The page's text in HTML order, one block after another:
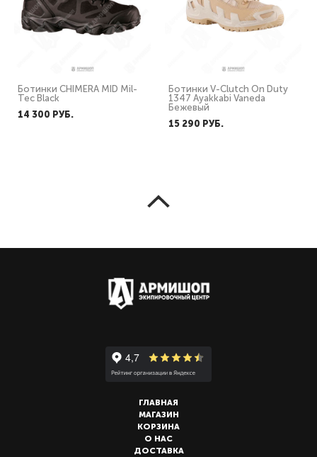
Ботинки CHIMERA MID Mil-
Tec Black
14 300 PУБ.
Ботинки V-Clutch On Duty
1347 Ayakkabi Vaneda
Бежевый
15 290 PУБ.
ГЛАВНАЯ
МАГАЗИН
КОРЗИНА
О НАС
ДОСТАВКА